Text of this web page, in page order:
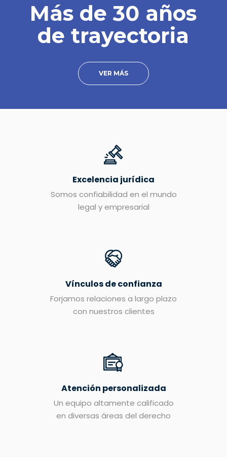
VER MÁS
Más de 30 años
de trayectoria
Excelencia jurídica
Somos confiabilidad en el mundo
legal y empresarial
Vínculos de confianza
Forjamos relaciones a largo plazo
con nuestros clientes
Atención personalizada
Un equipo altamente calificado
en diversas áreas del derecho